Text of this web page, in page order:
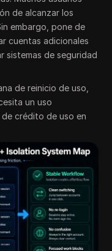
de alcanzar los
embargo, pone de
cuentas adicionales
sistemas de seguridad
de reinicio de uso,
un uso
crédito de uso en